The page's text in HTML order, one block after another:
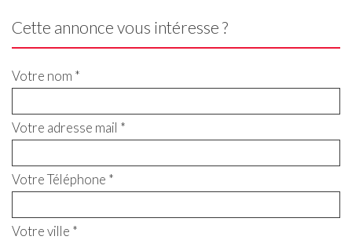
Cette annonce vous intéresse ?
Votre nom *
Votre adresse mail *
Votre Téléphone *
Votre ville *